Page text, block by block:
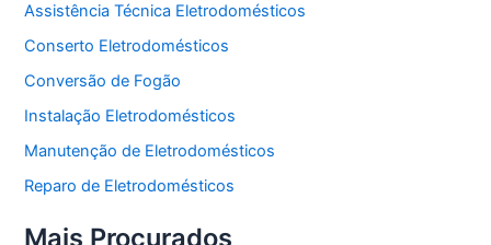
Assistência Técnica Eletrodomésticos
Conserto Eletrodomésticos
Conversão de Fogão
Instalação Eletrodomésticos
Manutenção de Eletrodomésticos
Reparo de Eletrodomésticos
Mais Procurados